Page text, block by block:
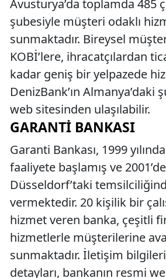
Avusturya’da toplamda 485
şubesiyle müşteri odaklı
sunmaktadır. Bireysel
KOBİ’lere, ihracatçılardan
kadar geniş bir yelpazede
DenizBank’ın Almanya’daki
web sitesinden ulaşılabilir.
GARANTI BANKASI
Garanti Bankası, 1999
faaliyete başlamış ve
Düsseldorf’taki
vermektedir. 20 kişilik bir
hizmet veren banka, çeşitli
hizmetlerle müşterilerine
sunmaktadır. İletişim
detayları, bankanın resmi